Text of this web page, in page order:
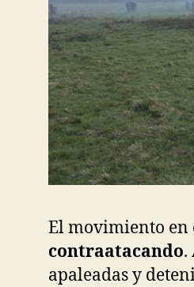
El movimiento en
contraatacando.
apaleadas y